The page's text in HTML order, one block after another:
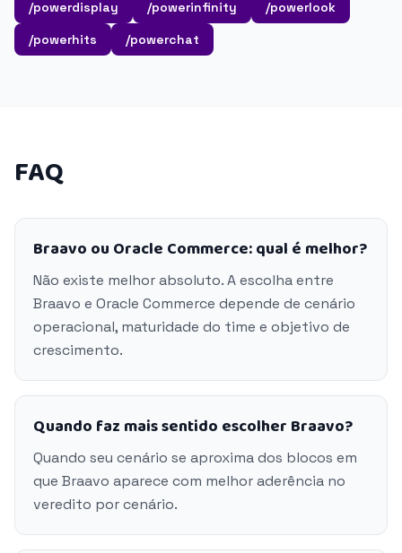
/powerdisplay /powerinfinity
/powerlook
/powerhits
/powerchat
FAQ
Braavo ou Oracle Commerce: qual é melhor?
Não existe melhor absoluto. A escolha entre
Braavo e Oracle Commerce depende de cenário
operacional, maturidade do time e objetivo de
crescimento.
Quando faz mais sentido escolher Braavo?
Quando seu cenário se aproxima dos blocos em
que Braavo aparece com melhor aderência no
veredito por cenário.